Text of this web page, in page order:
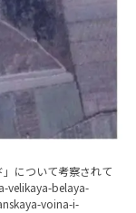
について考察されて
velikaya-belaya-
voina-i-